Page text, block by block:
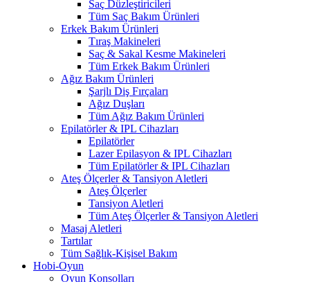
Saç Düzleştiricileri
Tüm Saç Bakım Ürünleri
Erkek Bakım Ürünleri
Tıraş Makineleri
Saç & Sakal Kesme Makineleri
Tüm Erkek Bakım Ürünleri
Ağız Bakım Ürünleri
Şarjlı Diş Fırçaları
Ağız Duşları
Tüm Ağız Bakım Ürünleri
Epilatörler & IPL Cihazları
Epilatörler
Lazer Epilasyon & IPL Cihazları
Tüm Epilatörler & IPL Cihazları
Ateş Ölçerler & Tansiyon Aletleri
Ateş Ölçerler
Tansiyon Aletleri
Tüm Ateş Ölçerler & Tansiyon Aletleri
Masaj Aletleri
Tartılar
Tüm Sağlık-Kişisel Bakım
Hobi-Oyun
Oyun Konsolları